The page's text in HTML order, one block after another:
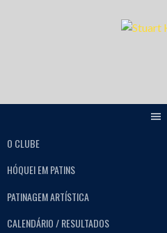
O CLUBE
HÓQUEI EM PATINS
PATINAGEM ARTÍSTICA
CALENDÁRIO / RESULTADOS